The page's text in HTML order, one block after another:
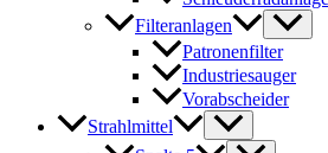
Filteranlagen
Patronenfilter
Industriesauger
Vorabscheider
Strahlmittel